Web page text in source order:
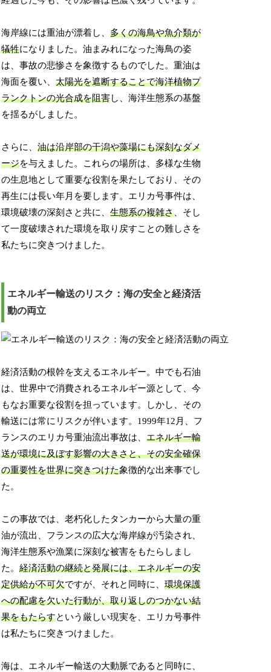
海岸線には重油が漂着し、多くの海鳥や魚介類が
犠牲になりました。油まみれになった海鳥の姿
は、事故の悲惨さを象徴するものでした。重油は
海面を覆い、太陽光を遮断することで海洋植物プ
ランクトンの光合成を阻害し、海洋生態系の基盤
を揺るがしました。
さらに、油は沿岸部の干潟や藻場にも深刻なダメ
ージを与えました。これらの場所は、多様な生物
の生息地として重要な役割を果たしており、その
再生には長い年月を要します。エリカ号事件は、
環境破壊の深刻さと共に、生態系の複雑さ、そし
て一度破壊された環境を取り戻すことの難しさを
私たちに突きつけました。
エネルギー輸送のリスク：海の安全と経済活
動の両立
経済活動の根幹を支えるエネルギー。中でも石油
は、世界中で消費されるエネルギー源として、今
もなお重要な役割を担っています。しかし、その
輸送には常にリスクが伴います。1999年12月、フ
ランスのエリカ号重油流出事故は、エネルギー輸
送が環境に及ぼす影響の大きさと、その安全確保
の重要性を世界に突きつけた象徴的な出来事でし
た。
この事故では、老朽化したタンカーから大量の重
油が流出、フランスの広大な海岸線が汚染され、
海洋生態系や漁業に深刻な被害をもたらしまし
た。経済活動の継続と発展には、エネルギーの安
定供給が不可欠ですが、それと同時に、環境保護
への配慮を欠いた行動が、取り返しのつかない結
果をもたらすという厳しい現実を、エリカ号事件
は私たちに突きつけました。
海は、エネルギー輸送の大動脈であると同時に、